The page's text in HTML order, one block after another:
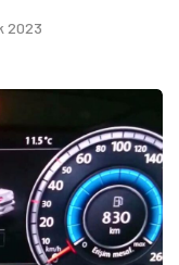
2023